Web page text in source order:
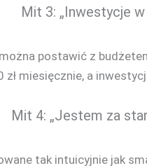
Mit 3: „Inwestycje
postawić z
miesięcznie, a
Mit 4: „Jestem za
tak intuicyjnie jak